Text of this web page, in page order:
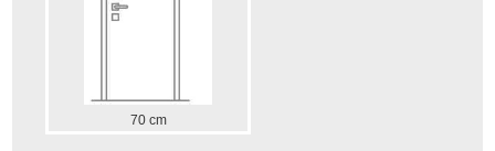
70 cm